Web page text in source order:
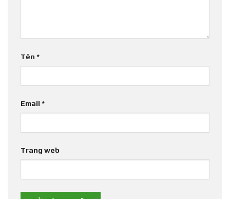
Tên *
Email *
Trang web